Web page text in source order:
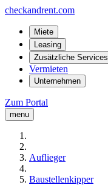
checkandrent.com
Miete
Leasing
Zusätzliche Services
Vermieten
Unternehmen
Zum Portal
menu
Auflieger
Baustellenkipper